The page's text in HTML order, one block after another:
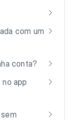
com um
conta?
app